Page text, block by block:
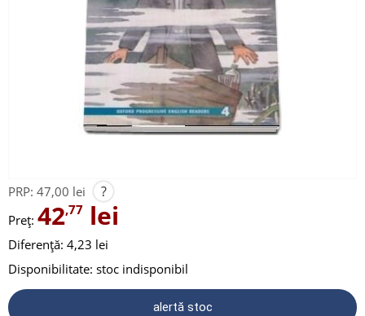
PRP: 47,00 lei ?
Preț: 42,77 lei
Diferență: 4,23 lei
Disponibilitate: stoc indisponibil
alertă stoc